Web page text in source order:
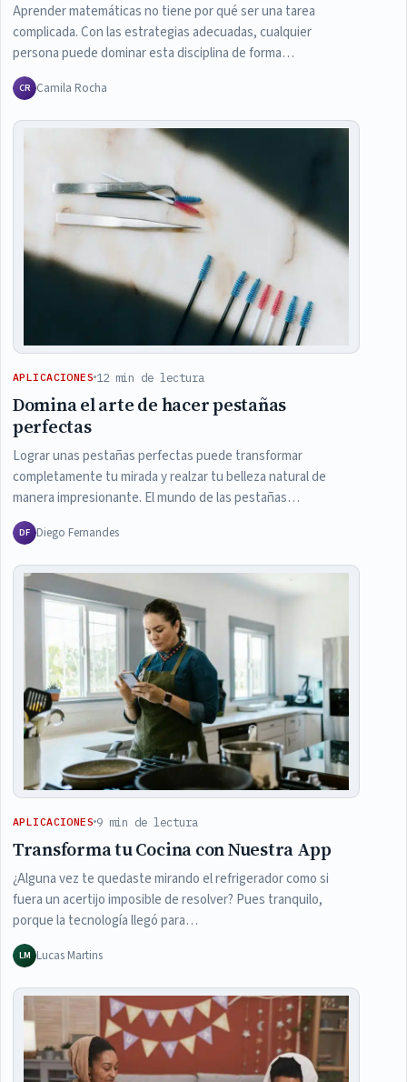
Aprender matemáticas no tiene por qué ser una tarea
complicada. Con las estrategias adecuadas, cualquier
persona puede dominar esta disciplina de forma…
CR Camila Rocha
APLICACIONES 12 min de lectura
Domina el arte de hacer pestañas
perfectas
Lograr unas pestañas perfectas puede transformar
completamente tu mirada y realzar tu belleza natural de
manera impresionante. El mundo de las pestañas…
DF Diego Fernandes
APLICACIONES 9 min de lectura
Transforma tu Cocina con Nuestra App
¿Alguna vez te quedaste mirando el refrigerador como si
fuera un acertijo imposible de resolver? Pues tranquilo,
porque la tecnología llegó para…
LM Lucas Martins